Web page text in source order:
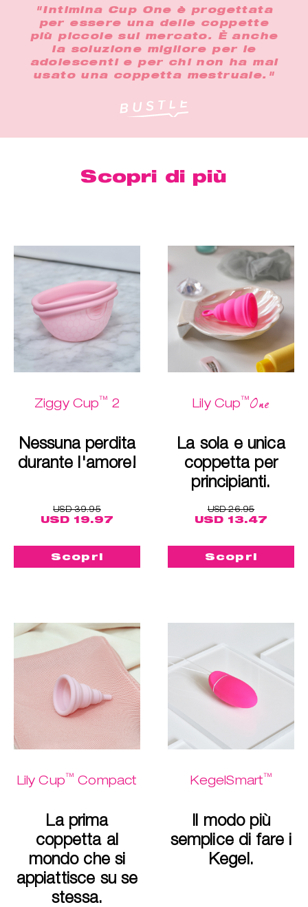
"Intimina Cup One è progettata
per essere una delle coppette
più piccole sul mercato. È anche
la soluzione migliore per le
adolescenti e per chi non ha mai
usato una coppetta mestruale."
Scopri di più
Ziggy Cup™ 2
Nessuna perdita
durante l'amore!
USD 39.95
USD 19.97
Scopri
Lily Cup™One
La sola e unica
coppetta per
principianti.
USD 26.95
USD 13.47
Scopri
Lily Cup™ Compact
La prima
coppetta al
mondo che si
appiattisce su se
stessa.
KegelSmart™
Il modo più
semplice di fare i
Kegel.